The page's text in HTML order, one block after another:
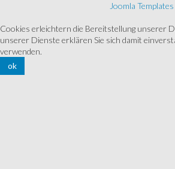
Joomla Templates
Cookies erleichtern die Bereitstellung unserer
unserer Dienste erklären Sie sich damit
verwenden.
ok